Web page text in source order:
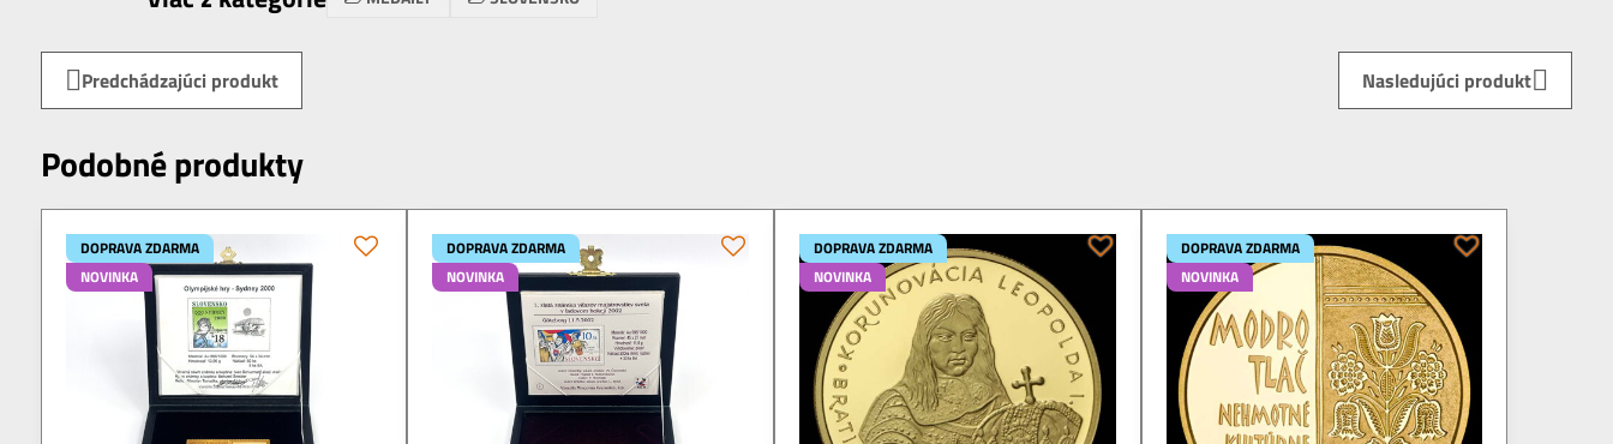
Predchádzajúci produkt Nasledujúci produkt
Podobné produkty
DOPRAVA ZDARMA
NOVINKA
DOPRAVA ZDARMA
NOVINKA
DOPRAVA ZDARMA
NOVINKA
DOPRAVA ZDARMA
NOVINKA